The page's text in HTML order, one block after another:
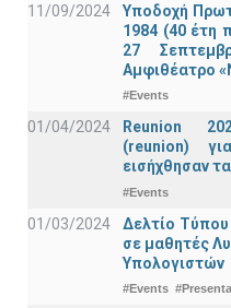
11/09/2024
Υποδοχή
1984 (40 έτη
27
Αμφιθέατρο
#Events
01/04/2024
Reunion
(reunion)
εισήχθησαν
#Events
01/03/2024
Δελτίο Τύπου
σε μαθητές
Υπολογιστών
#Events